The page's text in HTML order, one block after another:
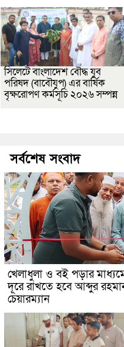
সিলেটে বাংলাদেশ বৌদ্ধ যুব
পরিষদ (বাবৌযুপ) এর বার্ষিক
বৃক্ষরোপণ কর্মসূচি ২০২৬ সম্পন্ন
সর্বশেষ সংবাদ
খেলাধুলা ও বই পড়ার
দূরে রাখতে হবে আব্দুর
চেয়ারম্যান